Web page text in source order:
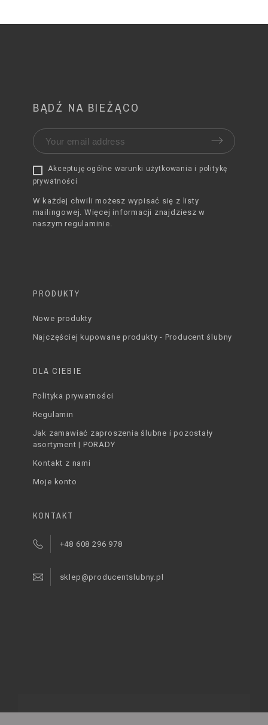
BĄDŹ NA BIEŻĄCO
Akceptuję ogólne warunki użytkowania i politykę
prywatności
W każdej chwili możesz wypisać się z listy
mailingowej. Więcej informacji znajdziesz w
naszym regulaminie.
PRODUKTY
Nowe produkty
Najczęściej kupowane produkty - Producent ślubny
DLA CIEBIE
Polityka prywatności
Regulamin
Jak zamawiać zaproszenia ślubne i pozostały
asortyment | PORADY
Kontakt z nami
Moje konto
KONTAKT
+48 608 296 978
sklep@producentslubny.pl